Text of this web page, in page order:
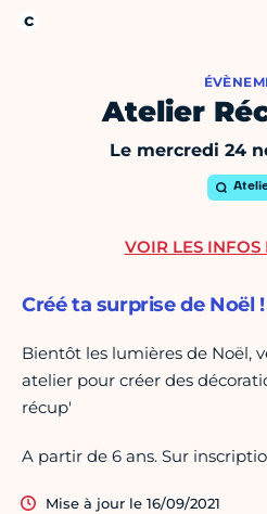
Atelier
Le mercredi 24
Créé ta surprise de Noël !
Bientôt les lumières de Noël,
atelier pour créer des
récup'
A partir de 6 ans. Sur
Mise à jour le 16/09/2021
VOIR LES INFOS